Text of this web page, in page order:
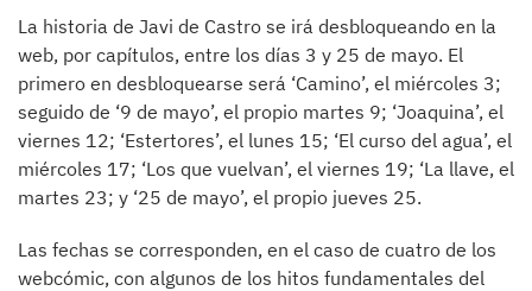
La historia de Javi de Castro se irá desbloqueando en la
web, por capítulos, entre los días 3 y 25 de mayo. El
primero en desbloquearse será ‘Camino’, el miércoles 3;
seguido de ‘9 de mayo’, el propio martes 9; ‘Joaquina’, el
viernes 12; ‘Estertores’, el lunes 15; ‘El curso del agua’, el
miércoles 17; ‘Los que vuelvan’, el viernes 19; ‘La llave, el
martes 23; y ‘25 de mayo’, el propio jueves 25.
Las fechas se corresponden, en el caso de cuatro de los
webcómic, con algunos de los hitos fundamentales del